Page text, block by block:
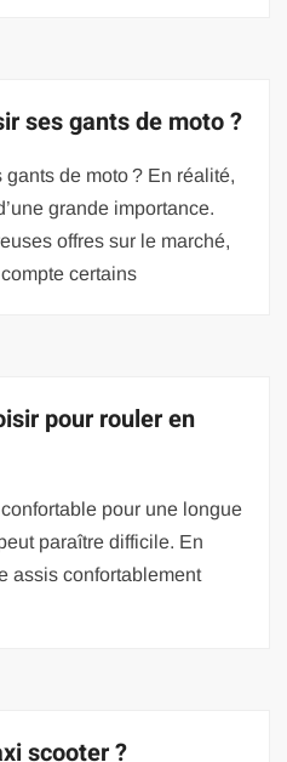
ses gants de moto ?
de moto ? En réalité,
grande importance.
offres sur le marché,
certains
pour rouler en
pour une longue
paraître difficile. En
assis confortablement
scooter ?